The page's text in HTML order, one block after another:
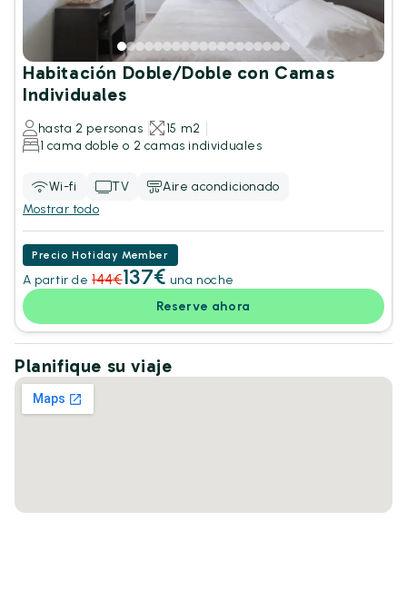
Habitación Doble/Doble con Camas
Individuales
hasta 2 personas
15 m2
1 cama doble o 2 camas individuales
Wi-fi TV
Aire acondicionado
Mostrar todo
Precio Hotiday Member
A partir de 144€137€ una noche
Reserve ahora
Planifique su viaje